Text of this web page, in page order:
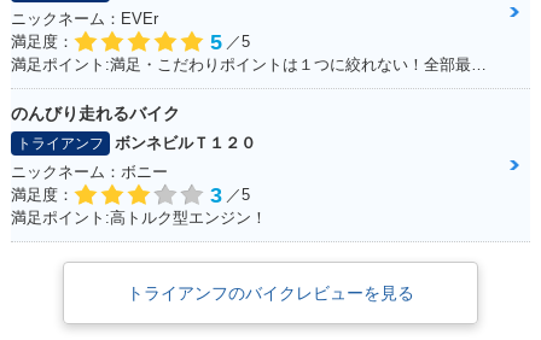
ニックネーム：EVEr
満足度：
5 ／5
満足ポイント:満足・こだわりポイントは１つに絞れない！全部最高！！
のんびり走れるバイク
トライアンフ
ボンネビルＴ１２０
ニックネーム：ボニー
満足度：
3 ／5
満足ポイント:高トルク型エンジン！
トライアンフのバイクレビューを見る